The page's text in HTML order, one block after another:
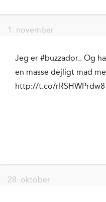
1. november
Jeg er #buzzador.. Og
en masse dejligt mad
http://t.co/rRSHWPrdw8
28. oktober